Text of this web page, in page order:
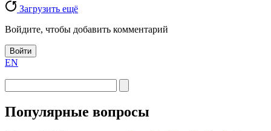
Загрузить ещё
Войдите, чтобы добавить комментарий
Войти
EN
Популярные вопросы